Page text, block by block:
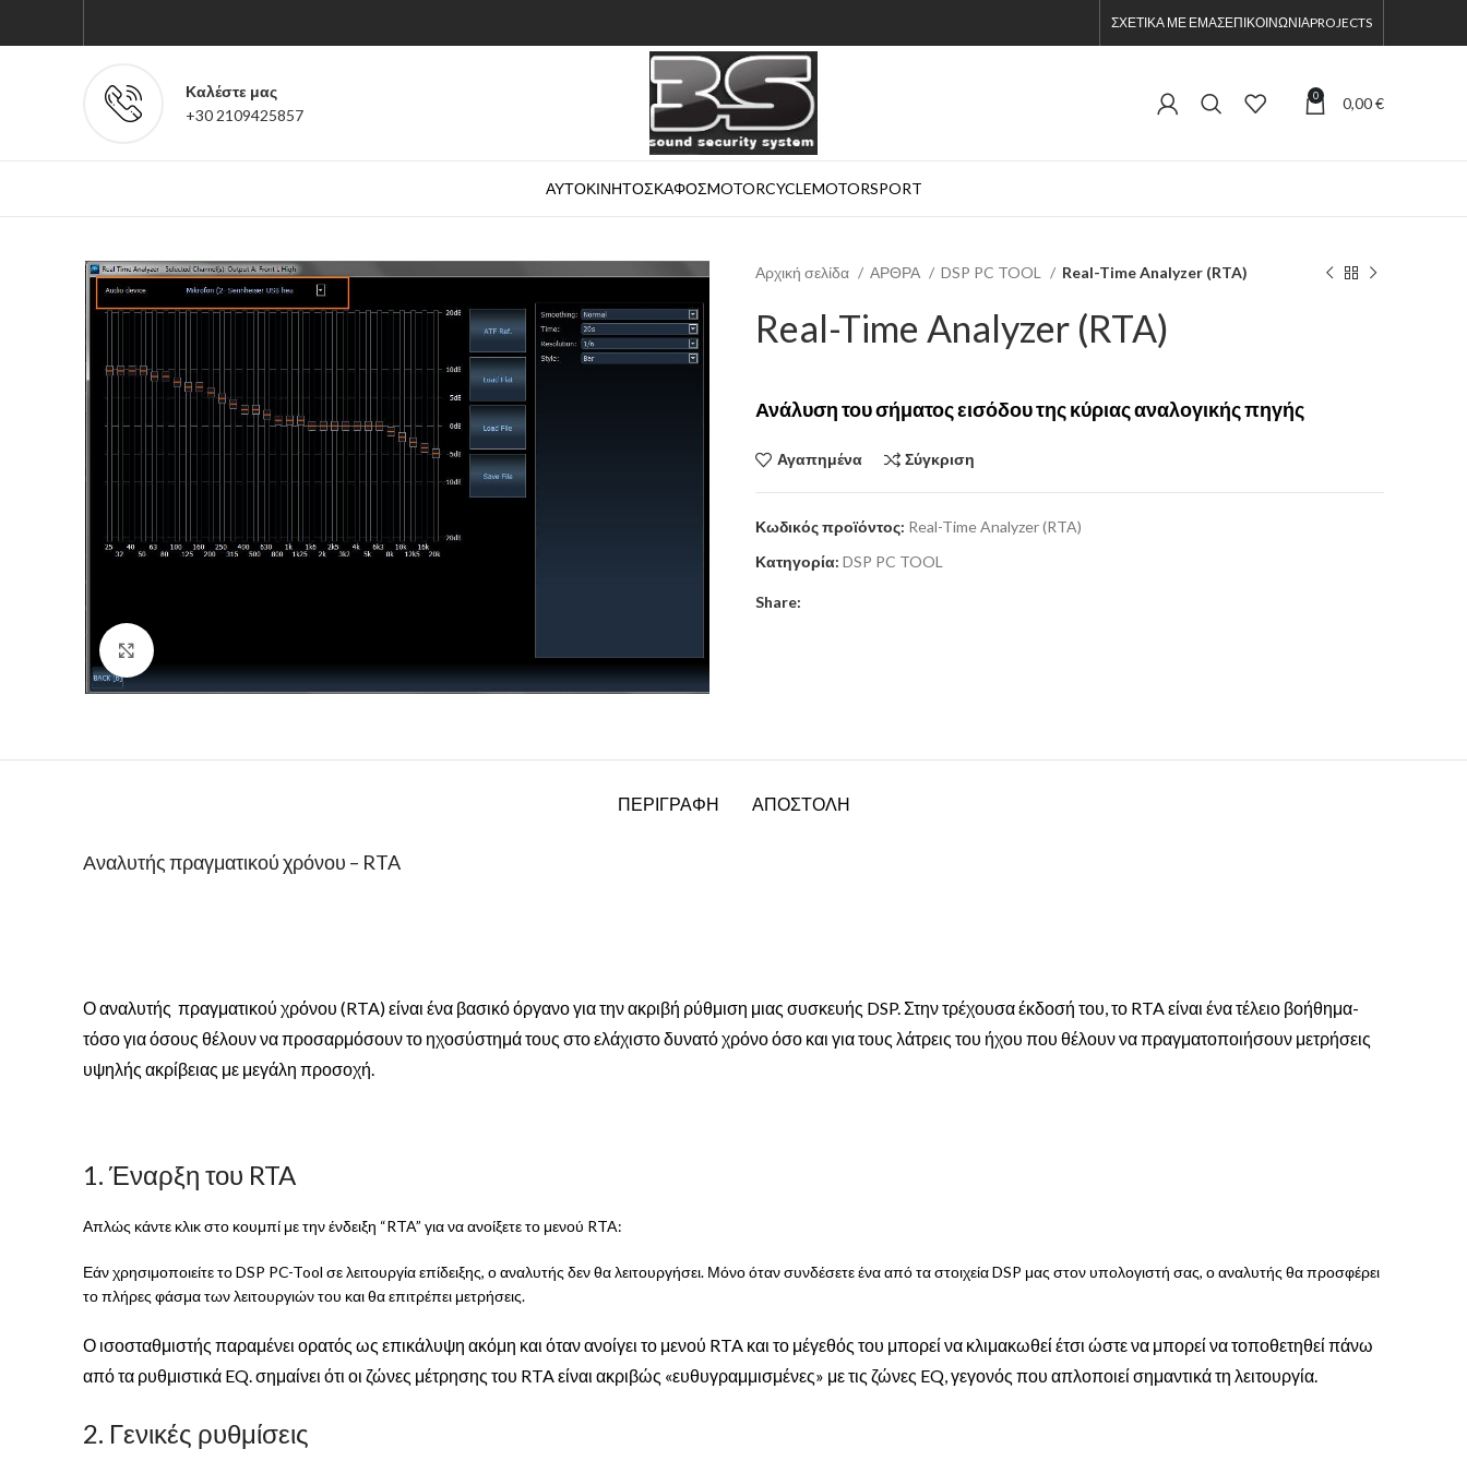
ΣΧΕΤΙΚΑ ΜΕ ΕΜΑΣΕΠΙΚΟΙΝΩΝΙΑPROJECTS
Καλέστε μας
+30 2109425857
0 0,00€
ΑΥΤΟΚΙΝΗΤΟΣΚΑΦΟΣMOTORCYCLEMOTORSPORT
Αρχική σελίδα ΑΡΘΡΑ DSP PC TOOL Real-Time Analyzer (RTA)
Real-Time Analyzer (RTA)
Ανάλυση του σήματος εισόδου της κύριας αναλογικής πηγής
Αγαπημένα Σύγκριση
Κωδικός προϊόντος: Real-Time Analyzer (RTA)
Κατηγορία: DSP PC TOOL
Share:
ΠΕΡΙΓΡΑΦΗ ΑΠΟΣΤΟΛΗ
Αναλυτής πραγματικού χρόνου – RTA
Ο αναλυτής πραγματικού χρόνου (RTA) είναι ένα βασικό όργανο για την ακριβή ρύθμιση μιας συσκευής DSP. Στην τρέχουσα έκδοσή του, το RTA είναι ένα τέλειο βοήθημα-
τόσο για όσους θέλουν να προσαρμόσουν το ηχοσύστημά τους στο ελάχιστο δυνατό χρόνο όσο και για τους λάτρεις του ήχου που θέλουν να πραγματοποιήσουν μετρήσεις
υψηλής ακρίβειας με μεγάλη προσοχή.
1. Έναρξη του RTA
Απλώς κάντε κλικ στο κουμπί με την ένδειξη “RTA” για να ανοίξετε το μενού RTA:
Εάν χρησιμοποιείτε το DSP PC-Tool σε λειτουργία επίδειξης, ο αναλυτής δεν θα λειτουργήσει. Μόνο όταν συνδέσετε ένα από τα στοιχεία DSP μας στον υπολογιστή σας, ο αναλυτής θα προσφέρει
το πλήρες φάσμα των λειτουργιών του και θα επιτρέπει μετρήσεις.
Ο ισοσταθμιστής παραμένει ορατός ως επικάλυψη ακόμη και όταν ανοίγει το μενού RTA και το μέγεθός του μπορεί να κλιμακωθεί έτσι ώστε να μπορεί να τοποθετηθεί πάνω
από τα ρυθμιστικά EQ. σημαίνει ότι οι ζώνες μέτρησης του RTA είναι ακριβώς «ευθυγραμμισμένες» με τις ζώνες EQ, γεγονός που απλοποιεί σημαντικά τη λειτουργία.
2. Γενικές ρυθμίσεις